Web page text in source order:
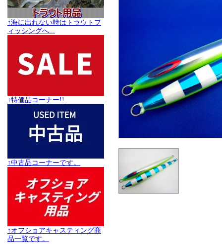
↑海に出れない時はトラウトフ
ィッシングへ...
↑特価品コーナー!!
↑中古品コーナーです。
↑オフショアキャスティング商
品一覧です。